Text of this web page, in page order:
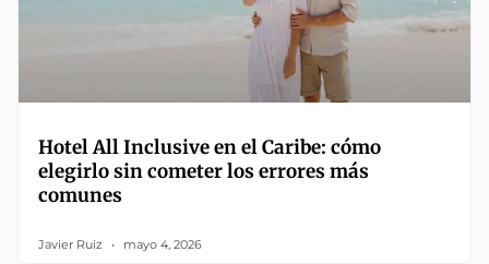
Hotel All Inclusive en el Caribe: cómo
elegirlo sin cometer los errores más
comunes
Javier Ruiz mayo 4, 2026